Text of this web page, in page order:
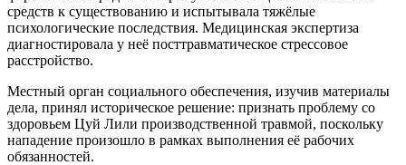
средств к существованию и испытывала тяжёлые
психологические последствия. Медицинская экспертиза
диагностировала у неё посттравматическое стрессовое
расстройство.
Местный орган социального обеспечения, изучив материалы
дела, принял историческое решение: признать проблему со
здоровьем Цуй Лили производственной травмой, поскольку
нападение произошло в рамках выполнения её рабочих
обязанностей.